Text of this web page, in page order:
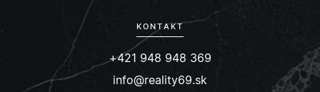
KONTAKT
+421 948 948 369
info@reality69.sk